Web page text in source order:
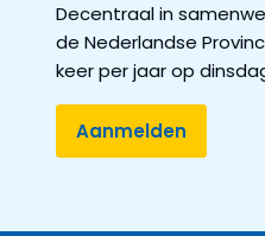
Decentraal in
de Nederlandse
keer per jaar op